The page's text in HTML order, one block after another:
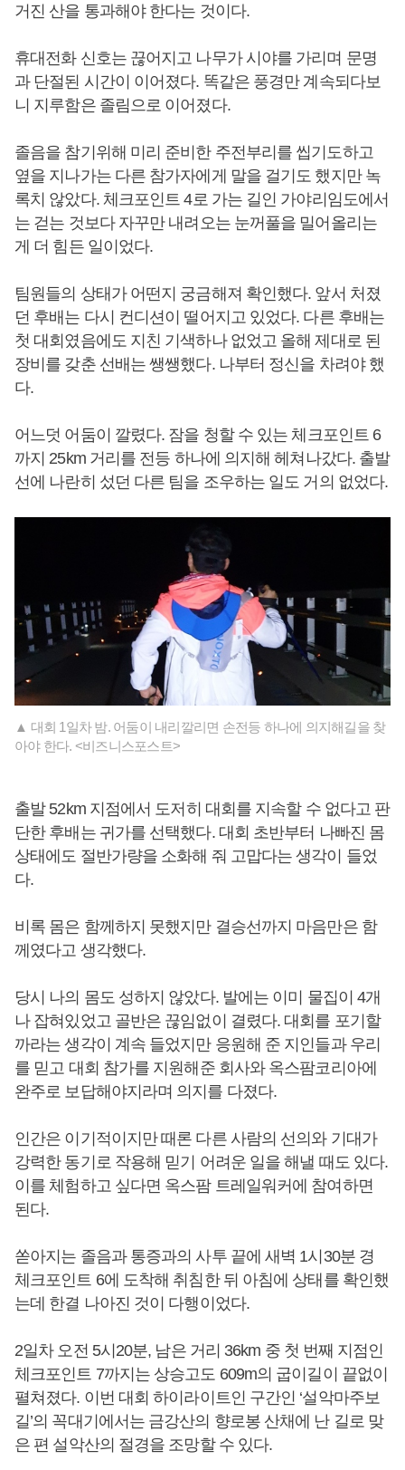
거진 산을 통과해야 한다는 것이다.
휴대전화 신호는 끊어지고 나무가 시야를 가리며 문명
과 단절된 시간이 이어졌다. 똑같은 풍경만 계속되다보
니 지루함은 졸림으로 이어졌다.
졸음을 참기위해 미리 준비한 주전부리를 씹기도하고
옆을 지나가는 다른 참가자에게 말을 걸기도 했지만 녹
록치 않았다. 체크포인트 4로 가는 길인 가야리임도에서
는 걷는 것보다 자꾸만 내려오는 눈꺼풀을 밀어올리는
게 더 힘든 일이었다.
팀원들의 상태가 어떤지 궁금해져 확인했다. 앞서 처졌
던 후배는 다시 컨디션이 떨어지고 있었다. 다른 후배는
첫 대회였음에도 지친 기색하나 없었고 올해 제대로 된
장비를 갖춘 선배는 쌩쌩했다. 나부터 정신을 차려야 했
다.
어느덧 어둠이 깔렸다. 잠을 청할 수 있는 체크포인트 6
까지 25km 거리를 전등 하나에 의지해 헤쳐나갔다. 출발
선에 나란히 섰던 다른 팀을 조우하는 일도 거의 없었다.
▲ 대회 1일차 밤. 어둠이 내리깔리면 손전등 하나에 의지해길을 찾
아야 한다. <비즈니스포스트>
출발 52km 지점에서 도저히 대회를 지속할 수 없다고 판
단한 후배는 귀가를 선택했다. 대회 초반부터 나빠진 몸
상태에도 절반가량을 소화해 줘 고맙다는 생각이 들었
다.
비록 몸은 함께하지 못했지만 결승선까지 마음만은 함
께였다고 생각했다.
당시 나의 몸도 성하지 않았다. 발에는 이미 물집이 4개
나 잡혀있었고 골반은 끊임없이 결렸다. 대회를 포기할
까라는 생각이 계속 들었지만 응원해 준 지인들과 우리
를 믿고 대회 참가를 지원해준 회사와 옥스팜코리아에
완주로 보답해야지라며 의지를 다졌다.
인간은 이기적이지만 때론 다른 사람의 선의와 기대가
강력한 동기로 작용해 믿기 어려운 일을 해낼 때도 있다.
이를 체험하고 싶다면 옥스팜 트레일워커에 참여하면
된다.
쏟아지는 졸음과 통증과의 사투 끝에 새벽 1시30분 경
체크포인트 6에 도착해 취침한 뒤 아침에 상태를 확인했
는데 한결 나아진 것이 다행이었다.
2일차 오전 5시20분, 남은 거리 36km 중 첫 번째 지점인
체크포인트 7까지는 상승고도 609m의 굽이길이 끝없이
펼쳐졌다. 이번 대회 하이라이트인 구간인 ‘설악마주보
길’의 꼭대기에서는 금강산의 향로봉 산채에 난 길로 맞
은 편 설악산의 절경을 조망할 수 있다.